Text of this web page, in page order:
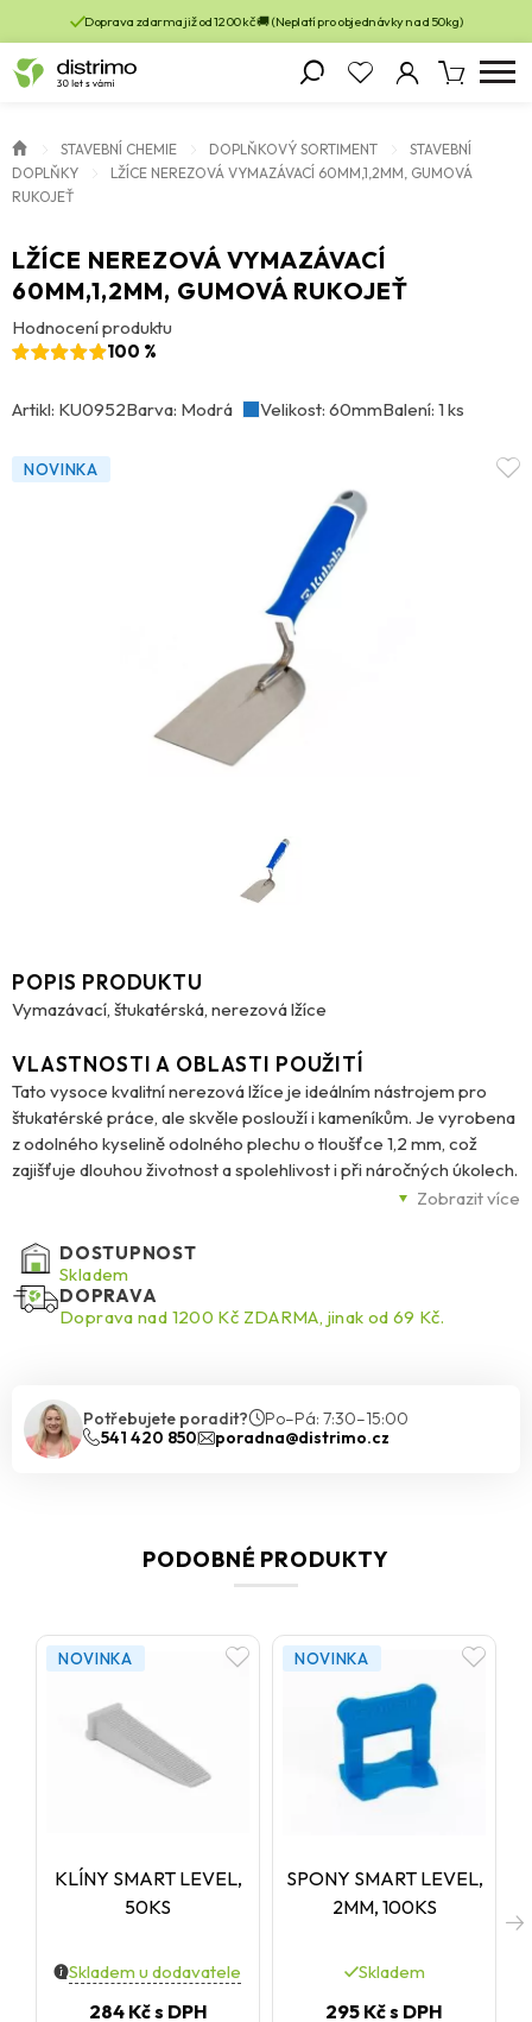
Doprava zdarma již od 1200 kč 🚚 (Neplatí pro objednávky nad 50kg)
STAVEBNÍ CHEMIE DOPLŇKOVÝ SORTIMENT
STAVEBNÍ
DOPLŇKY
LŽÍCE NEREZOVÁ VYMAZÁVACÍ 60MM,1,2MM, GUMOVÁ
RUKOJEŤ
LŽÍCE NEREZOVÁ VYMAZÁVACÍ
60MM,1,2MM, GUMOVÁ RUKOJEŤ
Hodnocení produktu
100 %
Artikl: KU0952Barva: Modrá Velikost: 60mmBalení: 1 ks
NOVINKA
POPIS PRODUKTU
Vymazávací, štukatérská, nerezová lžíce
Zobrazit více
VLASTNOSTI A OBLASTI POUŽITÍ
Tato vysoce kvalitní nerezová lžíce je ideálním nástrojem pro
štukatérské práce, ale skvěle poslouží i kameníkům. Je vyrobena
z odolného kyselině odolného plechu o tloušťce 1,2 mm, což
zajišťuje dlouhou životnost a spolehlivost i při náročných úkolech.
Oboustranné broušení umožňuje precizní práci a dokonale
zaručuje pohodlný úchop a snadnou manipulaci, což usnadňuje
práci i při delším používání. Díky svařované konstrukci je tento
nástroj mimořádně pevný a odolný, ideální pro profesionály i
domácí kutily, kteří hledají spolehlivý nástroj pro svou práci.
DOSTUPNOST
Skladem
DOPRAVA
Doprava nad 1200 Kč ZDARMA, jinak od 69 Kč.
Potřebujete poradit?
Po–Pá: 7:30–15:00
541 420 850
poradna@distrimo.cz
PODOBNÉ PRODUKTY
NOVINKA
KLÍNY SMART LEVEL,
50KS
Skladem u dodavatele
284 Kčs DPH
NOVINKA
SPONY SMART LEVEL,
2MM, 100KS
Skladem
295 Kčs DPH